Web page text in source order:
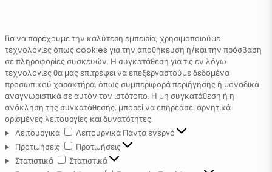
Για να παρέχουμε την καλύτερη εμπειρία, χρησιμοποιούμε
τεχνολογίες όπως cookies για την αποθήκευση ή/και την πρόσβαση
σε πληροφορίες συσκευών. Η συγκατάθεση για τις εν λόγω
τεχνολογίες θα μας επιτρέψει να επεξεργαστούμε δεδομένα
προσωπικού χαρακτήρα, όπως συμπεριφορά περιήγησης ή μοναδικά
αναγνωριστικά σε αυτόν τον ιστότοπο. Η μη συγκατάθεση ή η
ανάκληση της συγκατάθεσης, μπορεί να επηρεάσει αρνητικά
ορισμένες λειτουργίες και δυνατότητες.
Λειτουργικά
Λειτουργικά Πάντα ενεργό
Προτιμήσεις
Προτιμήσεις
Στατιστικά
Στατιστικά